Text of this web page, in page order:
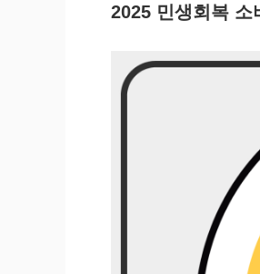
2025 민생회복 소